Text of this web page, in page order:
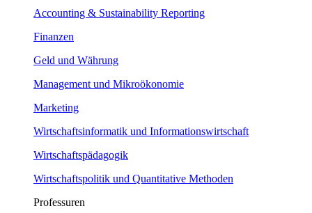
Accounting & Sustainability Reporting
Finanzen
Geld und Währung
Management und Mikroökonomie
Marketing
Wirtschaftsinformatik und Informationswirtschaft
Wirtschaftspädagogik
Wirtschaftspolitik und Quantitative Methoden
Professuren